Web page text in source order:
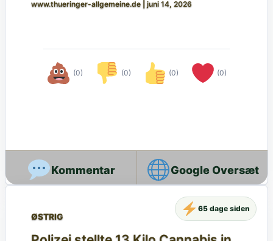
www.thueringer-allgemeine.de juni 14, 2026
(0) (0) (0) (0)
Google Oversæt
ØSTRIG
65 dage siden